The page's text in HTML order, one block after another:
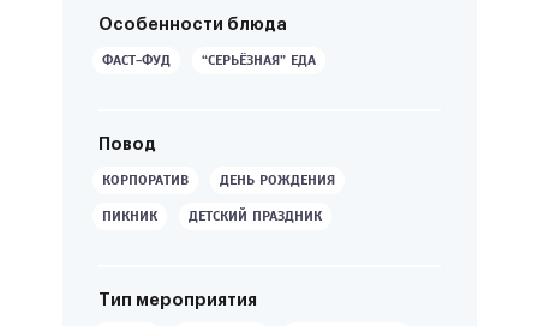
Особенности блюда
ФАСТ-ФУД “СЕРЬЁЗНАЯ” ЕДА
Повод
КОРПОРАТИВ ДЕНЬ РОЖДЕНИЯ
ПИКНИК ДЕТСКИЙ ПРАЗДНИК
Тип мероприятия